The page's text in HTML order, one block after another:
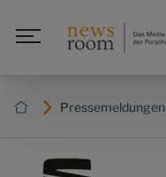
Pressemeldungen